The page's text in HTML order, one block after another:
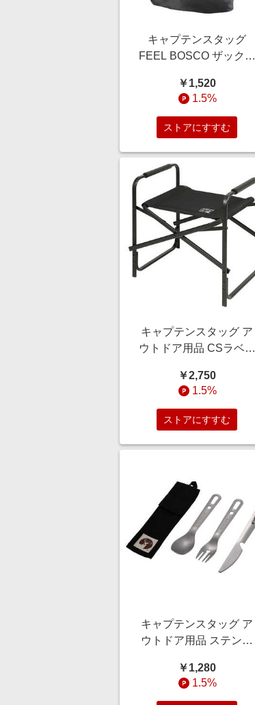
キャプテンスタッグ
FEEL BOSCO ザックカ
9867 M9867
￥1,520
1.5%
ストアにすすむ
キャプテンスタッグ ア
ウトドア用品 CSラベル
ル ブラック UC-1843
￥2,750
1.5%
ストアにすすむ
キャプテンスタッグ ア
ウトドア用品 ステンレ
ケース付 UH-3037
￥1,280
1.5%